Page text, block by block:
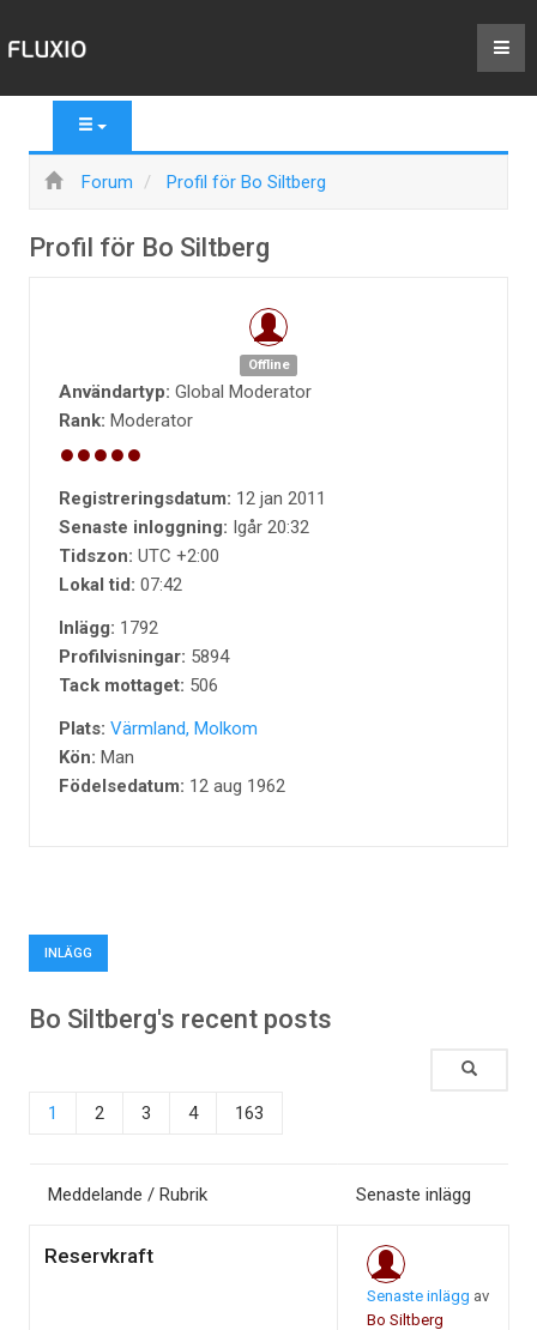
Forum Profil för Bo Siltberg
Profil för Bo Siltberg
Offline
Användartyp: Global Moderator
Rank: Moderator
Registreringsdatum: 12 jan 2011
Senaste inloggning: Igår 20:32
Tidszon: UTC +2:00
Lokal tid: 07:42
Inlägg: 1792
Profilvisningar: 5894
Tack mottaget: 506
Plats: Värmland, Molkom
Kön: Man
Födelsedatum: 12 aug 1962
INLÄGG
Bo Siltberg's recent posts
1 2 3 4 163
Meddelande / Rubrik Senaste inlägg
Reservkraft
Senaste inlägg av
Bo Siltberg